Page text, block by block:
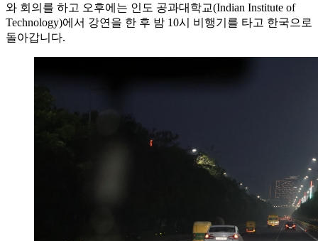
와 회의를 하고 오후에는 인도 공과대학교(Indian Institute of
Technology)에서 강연을 한 후 밤 10시 비행기를 타고 한국으로
돌아갑니다.